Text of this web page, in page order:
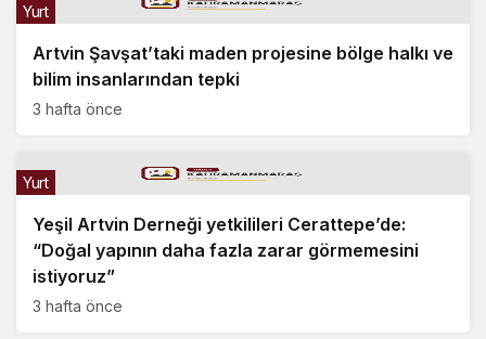
Artvin Şavşat’taki maden projesine bölge halkı ve
bilim insanlarından tepki
Yurt
3 hafta önce
Yeşil Artvin Derneği yetkilileri Cerattepe’de:
“Doğal yapının daha fazla zarar görmemesini
istiyoruz”
Yurt
3 hafta önce